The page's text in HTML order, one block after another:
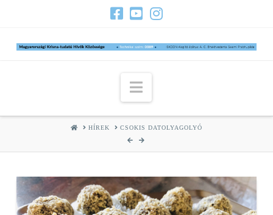
Navigation
HOMEHÍREK CSOKIS DATOLYAGOLYÓ